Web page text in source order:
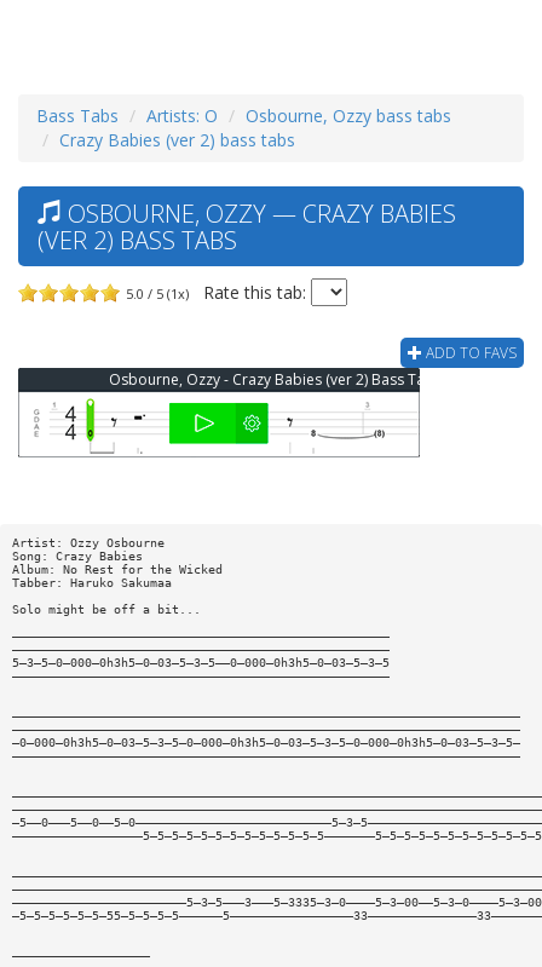
Bass Tabs Artists: O
Osbourne, Ozzy bass tabs
Crazy Babies (ver 2) bass tabs
OSBOURNE, OZZY — CRAZY BABIES
(VER 2) BASS TABS
5.0 / 5 (1x) Rate this tab:
ADD TO FAVS
Osbourne, Ozzy - Crazy Babies (ver 2) Bass Tab
Artist: Ozzy Osbourne
Song: Crazy Babies
Album: No Rest for the Wicked
Tabber: Haruko Sakumaa
Solo might be off a bit...
————————————————————————————————————————————————————
————————————————————————————————————————————————————
5—3—5—0—000—0h3h5—0—03—5—3—5——0—000—0h3h5—0—03—5—3—5
————————————————————————————————————————————————————
——————————————————————————————————————————————————————————————————————
——————————————————————————————————————————————————————————————————————
—0—000—0h3h5—0—03—5—3—5—0—000—0h3h5—0—03—5—3—5—0—000—0h3h5—0—03—5—3—5—
——————————————————————————————————————————————————————————————————————
———————————————————